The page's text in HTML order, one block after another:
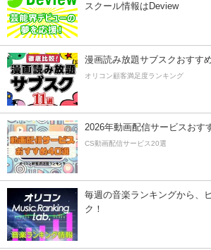
スクール情報はDeview
漫画読み放題サブスクおすす
オリコン顧客満足度ランキング
2026年動画配信サービスおす
CS動画配信サービス20選
毎週の音楽ランキングから、
ク！